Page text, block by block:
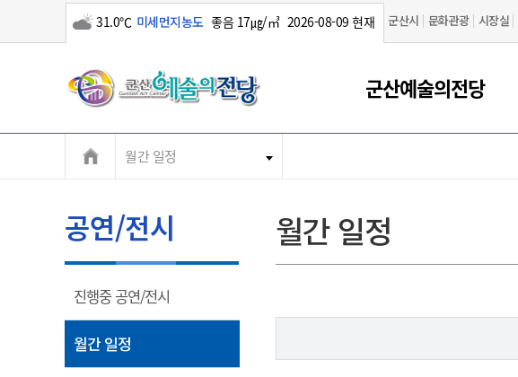
31.0℃ 미세먼지농도 좋음 17㎍/㎥ 2026-08-09 현재 군산시 문화관광 시장실
군
산
시
군산예술의전당
월간 일정
공연/전시
진행중 공연/전시
림
월간 일정
림
월간 일정